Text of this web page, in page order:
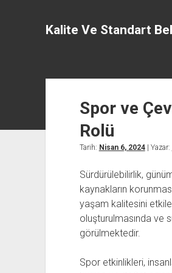
Kalite Ve Standart
Spor ve
Rolü
Tarih: Nisan 6, 2024| Yazar:
Sürdürülebilirlik,
kaynakların
yaşam kalitesini
oluşturulmasında ve
görülmektedir.
Spor etkinlikleri,